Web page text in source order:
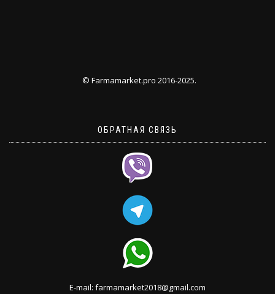
© Farmamarket.pro 2016-2025.
ОБРАТНАЯ СВЯЗЬ
E-mail: farmamarket2018@gmail.com